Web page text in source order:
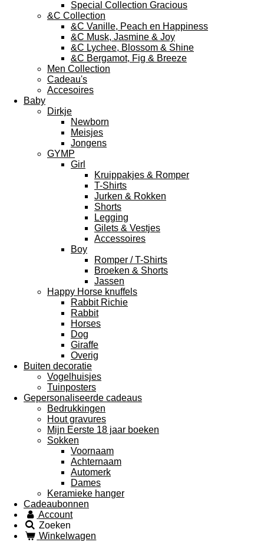
Special Collection Gracious
&C Collection
&C Vanille, Peach en Happiness
&C Musk, Jasmine & Joy
&C Lychee, Blossom & Shine
&C Bergamot, Fig & Breeze
Men Collection
Cadeau's
Accesoires
Baby
Dirkje
Newborn
Meisjes
Jongens
GYMP
Girl
Kruippakjes & Romper
T-Shirts
Jurken & Rokken
Shorts
Legging
Gilets & Vestjes
Accessoires
Boy
Romper / T-Shirts
Broeken & Shorts
Jassen
Happy Horse knuffels
Rabbit Richie
Rabbit
Horses
Dog
Giraffe
Overig
Buiten decoratie
Vogelhuisjes
Tuinposters
Gepersonaliseerde cadeaus
Bedrukkingen
Hout gravures
Mijn Eerste 18 jaar boeken
Sokken
Voornaam
Achternaam
Automerk
Dames
Keramieke hanger
Cadeaubonnen
Account
Zoeken
Winkelwagen